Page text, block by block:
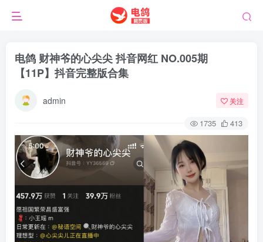
电鸽 财神爷的心尖尖 抖音网红 NO.005期
【11P】抖音完整版合集
admin 关注
1735 413